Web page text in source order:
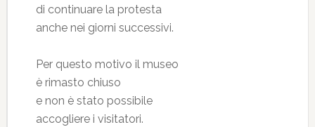
di continuare la protesta
anche nei giorni successivi.
Per questo motivo il museo
è rimasto chiuso
e non è stato possibile
accogliere i visitatori.